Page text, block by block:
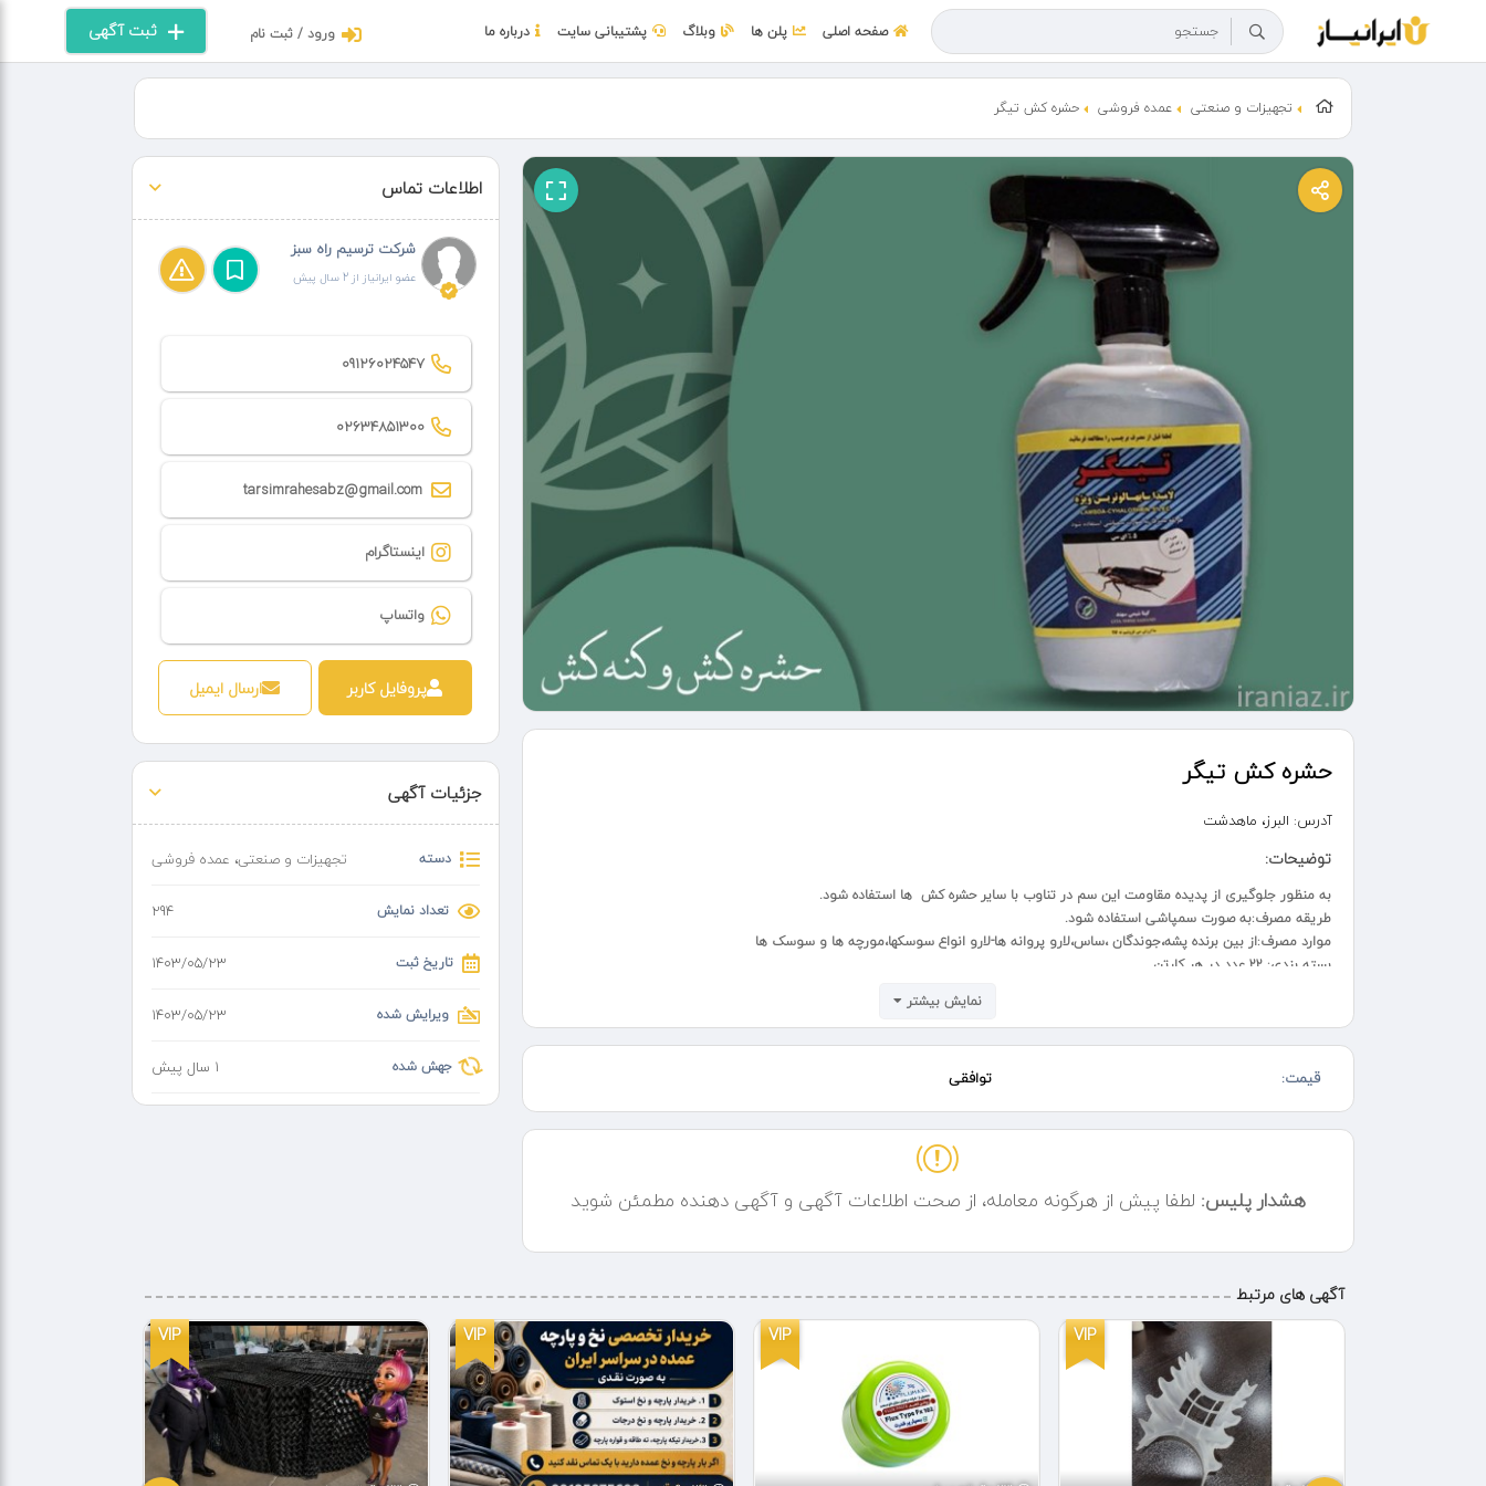
ثبت آگهی ورود / ثبت نام صفحه اصلی پلن ها وبلاگ پشتیبانی سایت درباره ما
تجهیزات و صنعتی عمده فروشی حشره کش تیگر
حشره کش تیگر
آدرس: البرز، ماهدشت
توضیحات:
به منظور جلوگیری از پدیده مقاومت این سم در تناوب با سایر حشره کش ها استفاده شود.
طریقه مصرف:به صورت سمپاشی استفاده شود.
موارد مصرف:از بین برنده پشه،جوندگان ،ساس،لارو پروانه ها-لارو انواع سوسکها،مورچه ها و سوسک ها
بسته بندی: 22 عدد در هر کارتن
نمایش بیشتر
قیمت: توافقی
هشدار پلیس: لطفا پیش از هرگونه معامله، از صحت اطلاعات آگهی و آگهی دهنده مطمئن شوید
اطلاعات تماس
شرکت ترسیم راه سبز
عضو ایرانیاز از 2 سال پیش
09126024547
02634851300
tarsimrahesabz@gmail.com
اینستاگرام
واتساپ
پروفایل کاربر ارسال ایمیل
جزئیات آگهی
دسته تجهیزات و صنعتی، عمده فروشی
تعداد نمایش 294
تاریخ ثبت ۱۴۰۳/۰۵/۲۳
ویرایش شده ۱۴۰۳/۰۵/۲۳
جهش شده 1 سال پیش
آگهی های مرتبط
VIP VIP VIP VIP